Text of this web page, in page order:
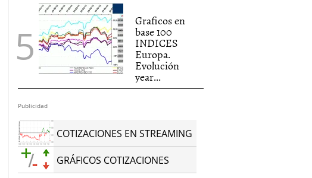
Graficos en
base 100
INDICES
Europa.
Evolución
year...
Publicidad
COTIZACIONES EN STREAMING
GRÁFICOS COTIZACIONES